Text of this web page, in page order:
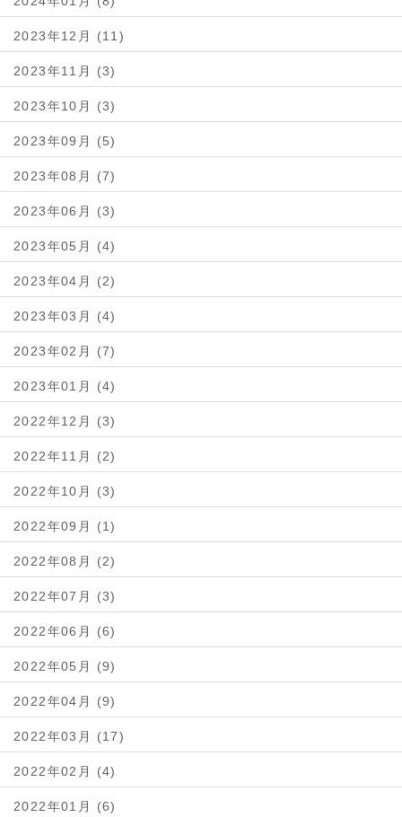
2023年12月 (11)
2023年11月 (3)
2023年10月 (3)
2023年09月 (5)
2023年08月 (7)
2023年06月 (3)
2023年05月 (4)
2023年04月 (2)
2023年03月 (4)
2023年02月 (7)
2023年01月 (4)
2022年12月 (3)
2022年11月 (2)
2022年10月 (3)
2022年09月 (1)
2022年08月 (2)
2022年07月 (3)
2022年06月 (6)
2022年05月 (9)
2022年04月 (9)
2022年03月 (17)
2022年02月 (4)
2022年01月 (6)